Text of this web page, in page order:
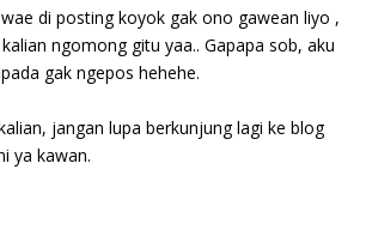
di posting koyok gak ono gawean liyo ,
ngomong gitu yaa.. Gapapa sob, aku
gak ngepos hehehe.
jangan lupa berkunjung lagi ke blog
ya kawan.